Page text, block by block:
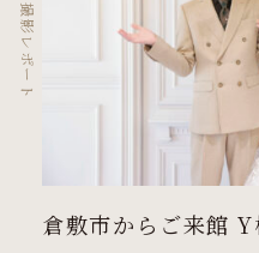
倉敷市からご来館
撮影レポート